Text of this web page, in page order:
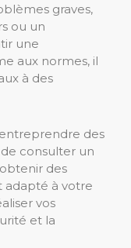
graves,
ou un
une
aux normes, il
à des
des
consulter un
des
adapté à votre
vos
et la